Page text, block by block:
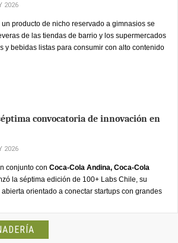
2026
producto de nicho reservado a gimnasios se
de las tiendas de barrio y los supermercados
y bebidas listas para consumir con alto contenido
forma profesional.
convocatoria de innovación en
2026
conjunto con Coca-Cola Andina, Coca-Cola
la séptima edición de 100+ Labs Chile, su
orientado a conectar startups con grandes
de negocio con potencial de escalabilidad. Las
desde el 9 de julio hasta el 5 de agosto.